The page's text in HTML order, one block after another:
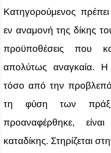
Κατηγορούμενος
εν αναμονή της δίκης
προϋποθέσεις που
απολύτως αναγκαία. Η
τόσο από την
τη φύση των
προαναφέρθηκε,
καταδίκης. Στηρίζεται